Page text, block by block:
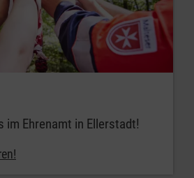
im Ehrenamt in Ellerstadt!